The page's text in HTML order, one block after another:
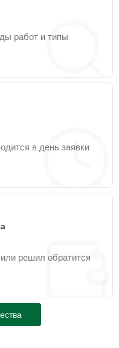
работ и типы
в день заявки
решил обратится